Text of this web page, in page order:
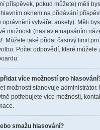
příspěvek, pokud můžete) měli
oknem na přidávání
oprávnění vytvářet ankety). Měli
možnosti (nastavte napsáním
. Můžete také přidat časový limit
Počet odpovědí, které můžete
více možností pro
možností stanovuje administrátor.
potřebujete více možností,
smažu hlasování?